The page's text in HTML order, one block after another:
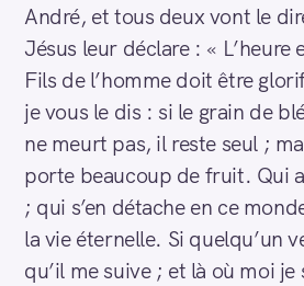
André, et tous deux vont le
Jésus leur déclare : « L’heure
Fils de l’homme doit être
je vous le dis : si le grain de
ne meurt pas, il reste seul ;
porte beaucoup de fruit. Qui
; qui s’en détache en ce
la vie éternelle. Si quelqu’un
qu’il me suive ; et là où moi je